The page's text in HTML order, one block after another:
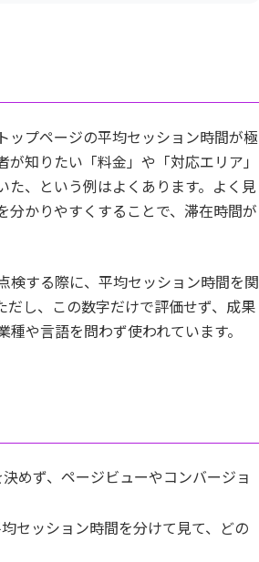
ップページの平均セッション時間が極
知りたい「料金」や「対応エリア」
、という例はよくあります。よく見
分かりやすくすることで、滞在時間が
検する際に、平均セッション時間を関
し、この数字だけで評価せず、成果
や言語を問わず使われています。
めず、ページビューやコンバージョ
セッション時間を分けて見て、どの